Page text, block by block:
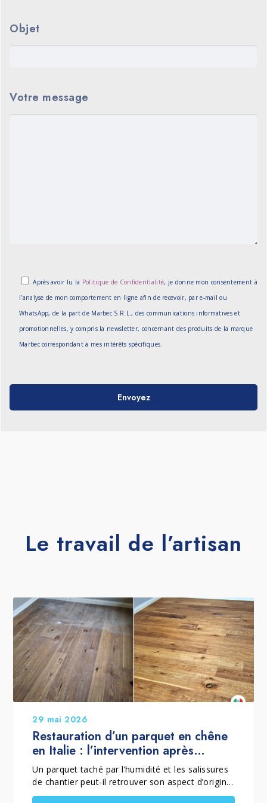
Objet
Votre message
Après avoir lu la Politique de Confidentialité, je donne mon consentement à
l’analyse de mon comportement en ligne afin de recevoir, par e-mail ou
WhatsApp, de la part de Marbec S.R.L., des communications informatives et
promotionnelles, y compris la newsletter, concernant des produits de la marque
Marbec correspondant à mes intérêts spécifiques.
Le travail de l’artisan
29 mai 2026
Restauration d’un parquet en chêne
en Italie : l’intervention après
chantier d’EASY PARKET
Un parquet taché par l’humidité et les salissures
de chantier peut-il retrouver son aspect d’origine
sans être poncé ? C’est le défi relevé par EASY